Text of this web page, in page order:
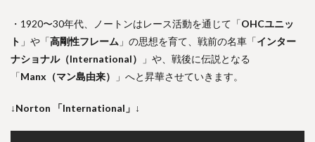
・1920〜30年代、ノートンはレース活動を通じて「OHCユニッ
ト 」や「高剛性フレーム 」の思想を育て、戦前の名車「インター
ナショナル（International）
」や、戦後に伝説となる
「Manx（マン島由来） 」へと昇華させていきます。
↓Norton 「International」↓